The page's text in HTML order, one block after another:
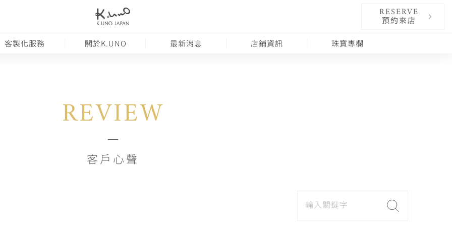
RESERVE
預約來店
客製化服務 關於K.UNO 最新消息 店鋪資訊 珠寶專欄
REVIEW
客戶心聲